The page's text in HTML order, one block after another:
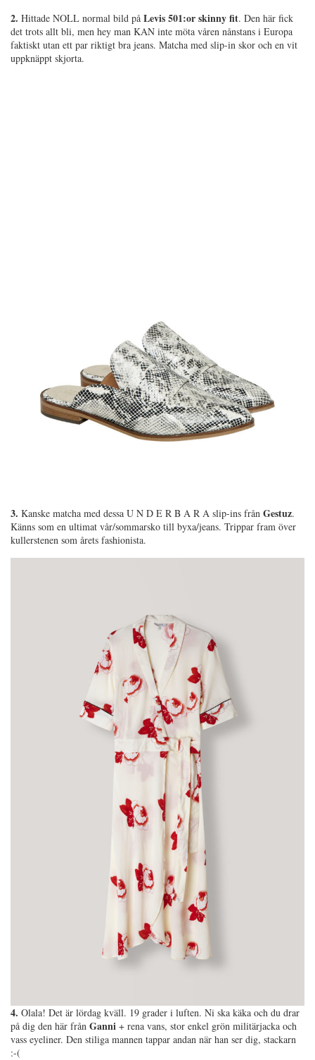
2. Hittade NOLL normal bild på Levis 501:or skinny fit. Den här fick
det trots allt bli, men hey man KAN inte möta våren nånstans i Europa
faktiskt utan ett par riktigt bra jeans. Matcha med slip-in skor och en vit
uppknäppt skjorta.
3. Kanske matcha med dessa U N D E R B A R A slip-ins från Gestuz.
Känns som en ultimat vår/sommarsko till byxa/jeans. Trippar fram över
kullerstenen som årets fashionista.
4. Olala! Det är lördag kväll. 19 grader i luften. Ni ska käka och du drar
på dig den här från Ganni + rena vans, stor enkel grön militärjacka och
vass eyeliner. Den stiliga mannen tappar andan när han ser dig, stackarn
:-(